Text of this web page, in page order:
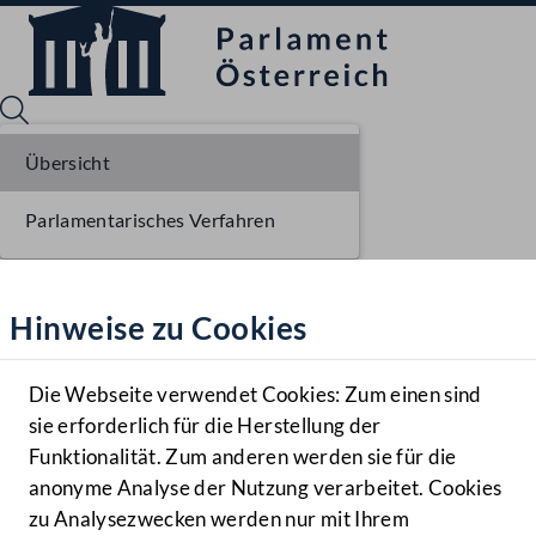
Hilfe
Benutzer
Navigationsmenü öffnen
MENÜ
Hinweise zu Cookies
Die Webseite verwendet Cookies: Zum einen sind
sie erforderlich für die Herstellung der
Funktionalität. Zum anderen werden sie für die
anonyme Analyse der Nutzung verarbeitet. Cookies
zu Analysezwecken werden nur mit Ihrem
Übersicht
Parlamentarisches Verfahren